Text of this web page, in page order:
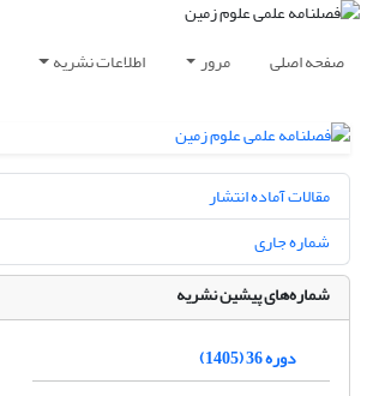
صفحه اصلی مرور اطلاعات نشریه
مقالات آماده انتشار
شماره جاری
شماره‌های پیشین نشریه
دوره 36 (1405)